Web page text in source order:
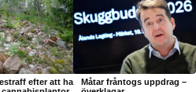
efter att ha
Måtar fråntogs uppdrag –